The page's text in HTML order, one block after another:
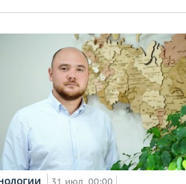
31 июл, 00:00